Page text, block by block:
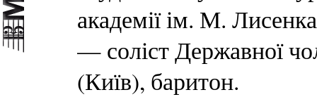
академії ім. М.
— соліст Державної
(Київ), баритон.